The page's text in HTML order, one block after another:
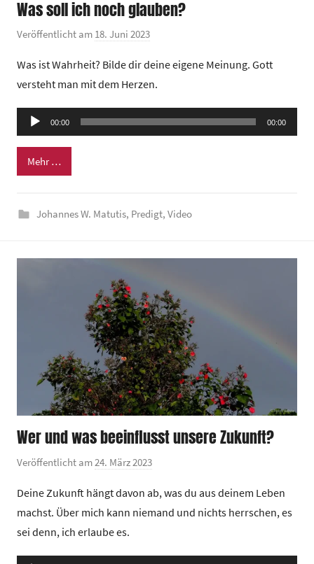
Was soll ich noch glauben?
Veröffentlicht am 18. Juni 2023
n
G
e
m
e
r
u
m
Was ist Wahrheit? Bilde dir deine eigene Meinung. Gott
versteht man mit dem Herzen.
Audio-
Player
00:00 00:00
Mehr …
Johannes W. Matutis, Predigt, Video
Wer und was beeinflusst unsere Zukunft?
Veröffentlicht am24. März 2023
n
G
m
Deine Zukunft hängt davon ab, was du aus deinem Leben
machst. Über mich kann niemand und nichts herrschen, es
sei denn, ich erlaube es.